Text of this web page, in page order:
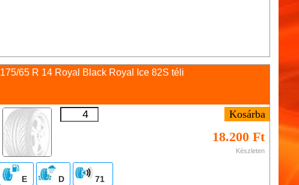
175/65 R 14 Royal Black Royal Ice 82S téli
18.200 Ft
Készleten
E D 71